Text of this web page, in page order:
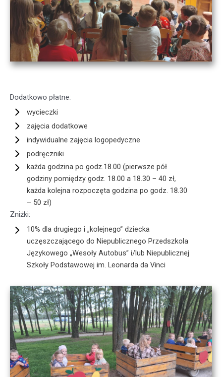
Dodatkowo płatne:
wycieczki
zajęcia dodatkowe
indywidualne zajęcia logopedyczne
podręczniki
każda godzina po godz.18.00 (pierwsze pół
godziny pomiędzy godz. 18.00 a 18.30 – 40 zł,
każda kolejna rozpoczęta godzina po godz. 18.30
– 50 zł)
Zniżki:
10% dla drugiego i „kolejnego” dziecka
uczęszczającego do Niepublicznego Przedszkola
Językowego „Wesoły Autobus” i/lub Niepublicznej
Szkoły Podstawowej im. Leonarda da Vinci